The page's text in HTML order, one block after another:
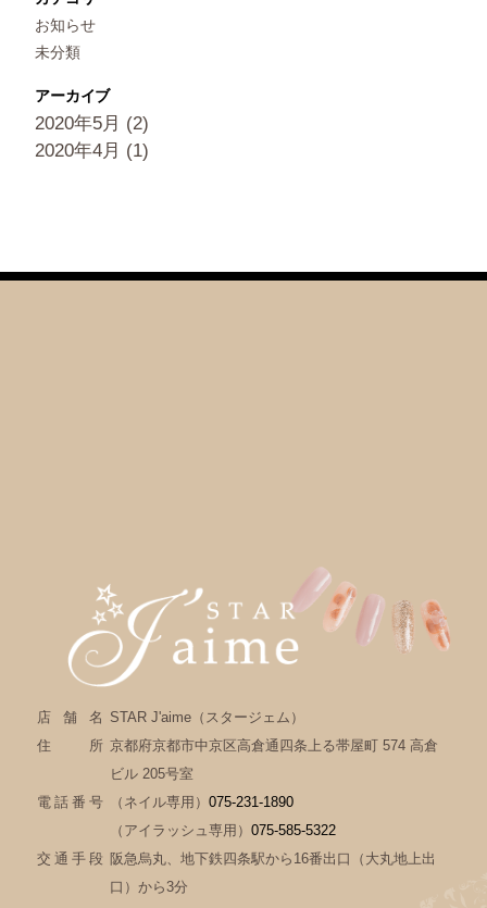
お知らせ
未分類
アーカイブ
2020年5月 (2)
2020年4月 (1)
店舗名 STAR J'aime（スタージェム）
住所 京都府京都市中京区高倉通四条上る帯屋町 574 高倉
ビル 205号室
電話番号
（ネイル専用）075-231-1890
（アイラッシュ専用）075-585-5322
交通手段 阪急烏丸、地下鉄四条駅から16番出口（大丸地上出
口）から3分